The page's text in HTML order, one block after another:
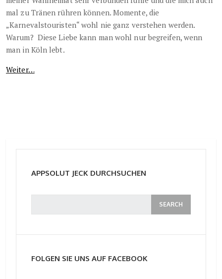
mal zu Tränen rühren können. Momente, die
„Karnevalstouristen“ wohl nie ganz verstehen werden.
Warum? Diese Liebe kann man wohl nur begreifen, wenn
man in Köln lebt.
Weiter…
APPSOLUT JECK DURCHSUCHEN
FOLGEN SIE UNS AUF FACEBOOK